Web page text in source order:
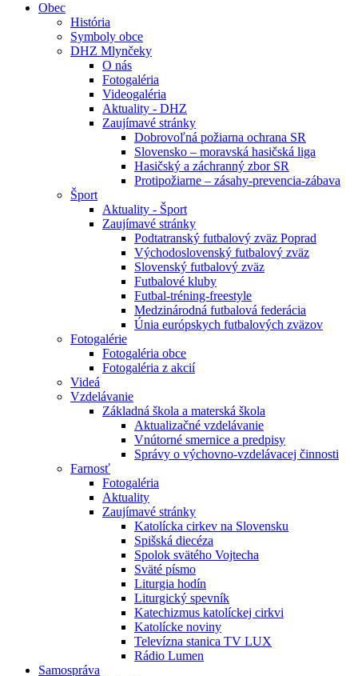
Obec
História
Symboly obce
DHZ Mlynčeky
O nás
Fotogaléria
Videogaléria
Aktuality - DHZ
Zaujímavé stránky
Dobrovoľná požiarna ochrana SR
Slovensko – moravská hasičská liga
Hasičský a záchranný zbor SR
Protipožiarne – zásahy-prevencia-zábava
Šport
Aktuality - Šport
Zaujímavé stránky
Podtatranský futbalový zväz Poprad
Východoslovenský futbalový zväz
Slovenský futbalový zväz
Futbalové kluby
Futbal-tréning-freestyle
Medzinárodná futbalová federácia
Únia európskych futbalových zväzov
Fotogalérie
Fotogaléria obce
Fotogaléria z akcií
Videá
Vzdelávanie
Základná škola a materská škola
Aktualizačné vzdelávanie
Vnútorné smernice a predpisy
Správy o výchovno-vzdelávacej činnosti
Farnosť
Fotogaléria
Aktuality
Zaujímavé stránky
Katolícka cirkev na Slovensku
Spišská diecéza
Spolok svätého Vojtecha
Sväté písmo
Liturgia hodín
Liturgický spevník
Katechizmus katolíckej cirkvi
Katolícke noviny
Televízna stanica TV LUX
Rádio Lumen
Samospráva